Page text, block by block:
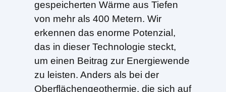
gespeicherten Wärme aus Tiefen
von mehr als 400 Metern. Wir
erkennen das enorme Potenzial,
das in dieser Technologie steckt,
um einen Beitrag zur Energiewende
zu leisten. Anders als bei der
Oberflächengeothermie, die sich auf